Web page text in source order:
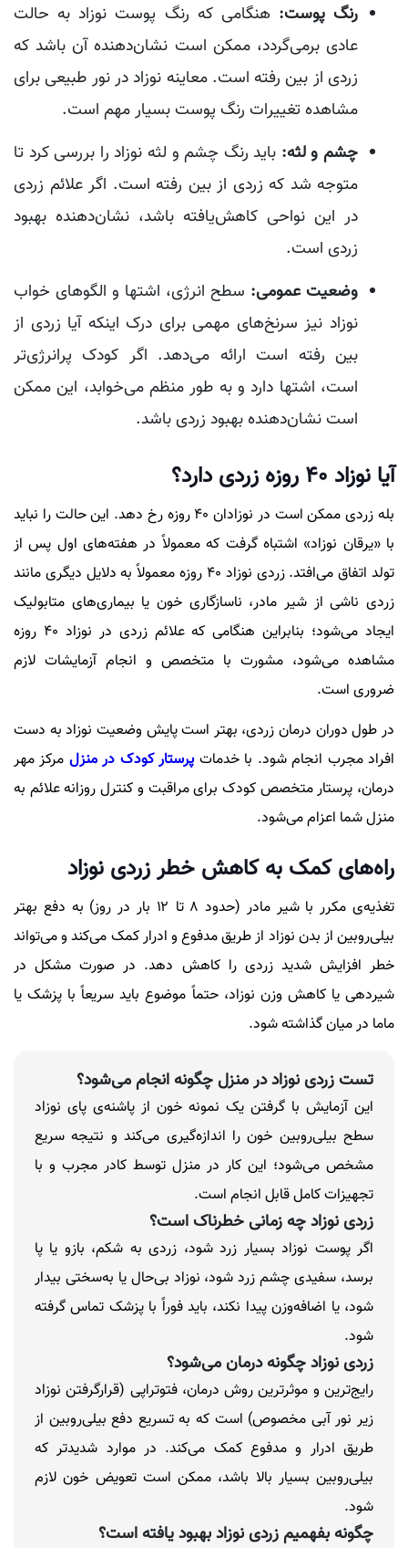
رنگ پوست: هنگامی که رنگ پوست نوزاد به حالت
عادی برمی‌گردد، ممکن است نشان‌دهنده آن باشد که
زردی از بین رفته است. معاینه نوزاد در نور طبیعی برای
مشاهده تغییرات رنگ پوست بسیار مهم است.
چشم و لثه: باید رنگ چشم و لثه نوزاد را بررسی کرد تا
متوجه شد که زردی از بین رفته است. اگر علائم زردی
در این نواحی کاهش‌یافته باشد، نشان‌دهنده بهبود
زردی است.
وضعیت عمومی: سطح انرژی، اشتها و الگوهای خواب
نوزاد نیز سرنخ‌های مهمی برای درک اینکه آیا زردی از
بین رفته است ارائه می‌دهد. اگر کودک پرانرژی‌تر
است، اشتها دارد و به طور منظم می‌خوابد، این ممکن
است نشان‌دهنده بهبود زردی باشد.
آیا نوزاد 40 روزه زردی دارد؟
بله زردی ممکن است در نوزادان 40 روزه رخ دهد. این حالت را نباید
با «یرقان نوزاد» اشتباه گرفت که معمولاً در هفته‌های اول پس از
تولد اتفاق می‌افتد. زردی نوزاد 40 روزه معمولاً به دلایل دیگری مانند
زردی ناشی از شیر مادر، ناسازگاری خون یا بیماری‌های متابولیک
ایجاد می‌شود؛ بنابراین هنگامی که علائم زردی در نوزاد 40 روزه
مشاهده می‌شود، مشورت با متخصص و انجام آزمایشات لازم
ضروری است.
در طول دوران درمان زردی، بهتر است پایش وضعیت نوزاد به دست
افراد مجرب انجام شود. با خدماتپرستار کودک در منزل مرکز مهر
درمان، پرستار متخصص کودک برای مراقبت و کنترل روزانه علائم به
منزل شما اعزام می‌شود.
راه‌های کمک به کاهش خطر زردی نوزاد
تغذیه‌ی مکرر با شیر مادر (حدود ۸ تا ۱۲ بار در روز) به دفع بهتر
بیلی‌روبین از بدن نوزاد از طریق مدفوع و ادرار کمک می‌کند و می‌تواند
خطر افزایش شدید زردی را کاهش دهد. در صورت مشکل در
شیردهی یا کاهش وزن نوزاد، حتماً موضوع باید سریعاً با پزشک یا
ماما در میان گذاشته شود.
تست زردی نوزاد در منزل چگونه انجام می‌شود؟
این آزمایش با گرفتن یک نمونه خون از پاشنه‌ی پای نوزاد
سطح بیلی‌روبین خون را اندازه‌گیری می‌کند و نتیجه سریع
مشخص می‌شود؛ این کار در منزل توسط کادر مجرب و با
تجهیزات کامل قابل انجام است.
زردی نوزاد چه زمانی خطرناک است؟
اگر پوست نوزاد بسیار زرد شود، زردی به شکم، بازو یا پا
برسد، سفیدی چشم زرد شود، نوزاد بی‌حال یا به‌سختی بیدار
شود، یا اضافه‌وزن پیدا نکند، باید فوراً با پزشک تماس گرفته
شود.
زردی نوزاد چگونه درمان می‌شود؟
رایج‌ترین و موثرترین روش درمان، فتوتراپی (قرارگرفتن نوزاد
زیر نور آبی مخصوص) است که به تسریع دفع بیلی‌روبین از
طریق ادرار و مدفوع کمک می‌کند. در موارد شدیدتر که
بیلی‌روبین بسیار بالا باشد، ممکن است تعویض خون لازم
شود.
چگونه بفهمیم زردی نوزاد بهبود یافته است؟